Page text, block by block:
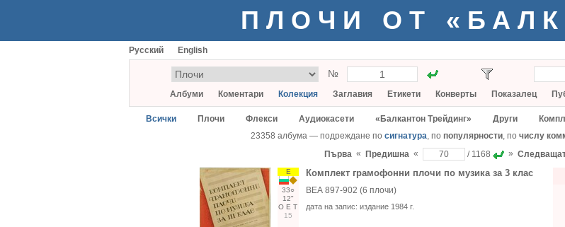
ПЛОЧИ ОТ
Русский English
№
Албуми Коментари Колекция Заглавия Етикети Конверты Показалец
Всички Плочи Флекси Аудиокасети «Балкантон Трейдинг» Други
23358 албума — подреждане по сигнатура, по популярности, по числу
Първа « Предишна « / 1168 »
Е
33○
12"
О Е Т
15
Комплект грамофонни плочи по музика за 3 клас
ВЕА 897-902 (6 плочи)
дата на запис: издание 1984 г.